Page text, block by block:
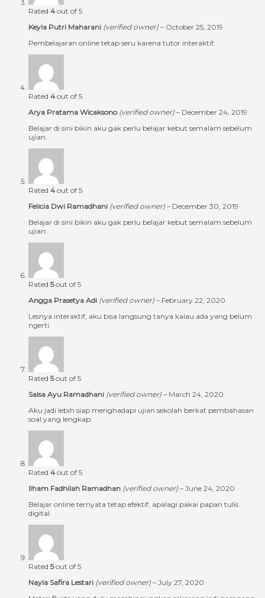
Rated 4 out of 5
Keyla Putri Maharani (verified owner) – October 25, 2019
Pembelajaran online tetap seru karena tutor interaktif.
Rated 4 out of 5
Arya Pratama Wicaksono (verified owner) – December 24, 2019
Belajar di sini bikin aku gak perlu belajar kebut semalam sebelum
ujian.
Rated 4 out of 5
Felicia Dwi Ramadhani (verified owner) – December 30, 2019
Belajar di sini bikin aku gak perlu belajar kebut semalam sebelum
ujian.
Rated 5out of 5
Angga Prasetya Adi (verified owner) – February 22, 2020
Lesnya interaktif, aku bisa langsung tanya kalau ada yang belum
ngerti.
Rated 5out of 5
Salsa Ayu Ramadhani (verified owner) – March 24, 2020
Aku jadi lebih siap menghadapi ujian sekolah berkat pembahasan
soal yang lengkap.
Rated 4 out of 5
Ilham Fadhilah Ramadhan (verified owner) – June 24, 2020
Belajar online ternyata tetap efektif, apalagi pakai papan tulis
digital.
Rated 5out of 5
Nayla Safira Lestari (verified owner) – July 27, 2020